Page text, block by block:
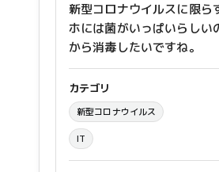
新型コロナウイルスに限ら
ホには菌がいっぱいらしい
から消毒したいですね。
カテゴリ
新型コロナウイルス
IT